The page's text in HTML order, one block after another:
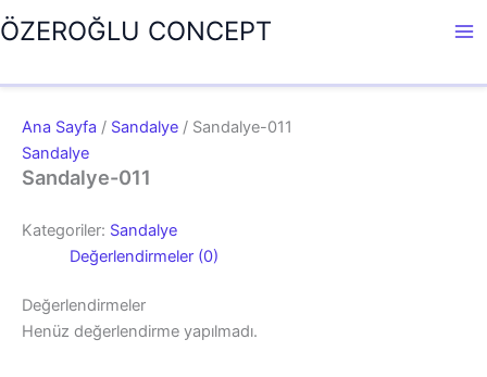
İçeriğe
atla
ÖZEROĞLU CONCEPT
Ana Sayfa / Sandalye / Sandalye-011
Sandalye
Sandalye-011
Kategoriler: Sandalye
Değerlendirmeler (0)
Değerlendirmeler
Henüz değerlendirme yapılmadı.